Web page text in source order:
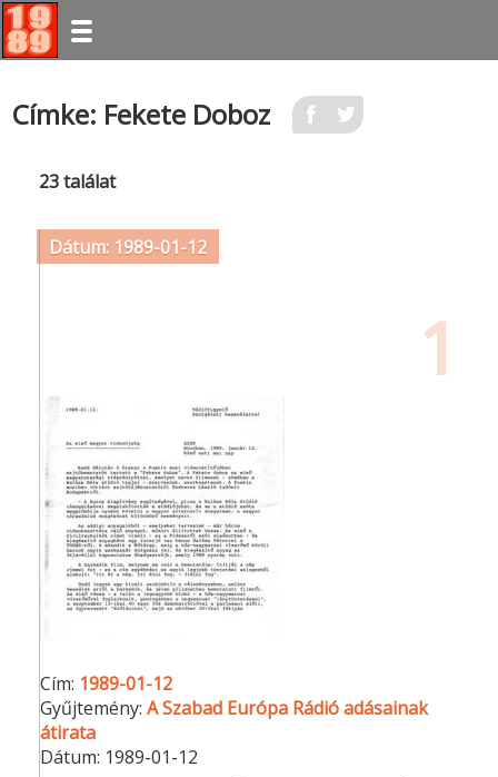
Ugrás
Címke: Fekete Doboz
23 találat
Dátum: 1989-01-12
1
Cím: 1989-01-12
Gyűjtemény:A Szabad Európa Rádió adásainak
átirata
Dátum: 1989-01-12